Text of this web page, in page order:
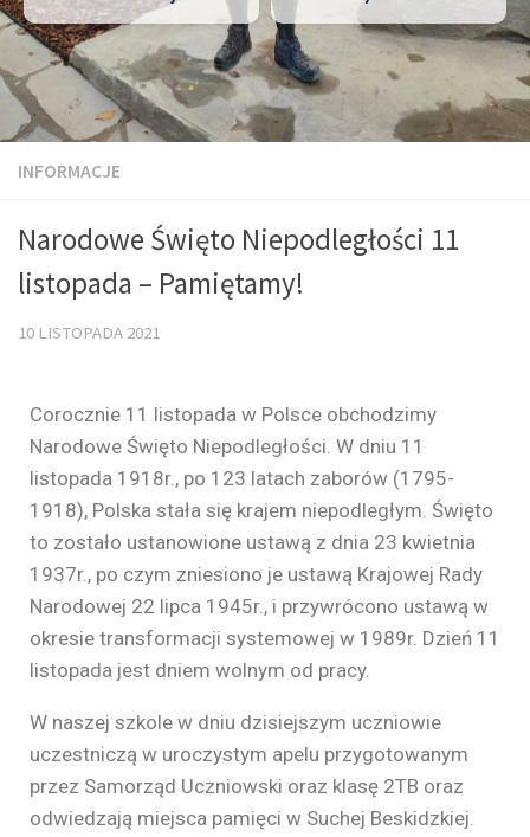
INFORMACJE
Narodowe Święto Niepodległości 11
listopada – Pamiętamy!
10 LISTOPADA 2021
Corocznie 11 listopada w Polsce obchodzimy
Narodowe Święto Niepodległości. W dniu 11
listopada 1918r., po 123 latach zaborów (1795-
1918), Polska stała się krajem niepodległym. Święto
to zostało ustanowione ustawą z dnia 23 kwietnia
1937r., po czym zniesiono je ustawą Krajowej Rady
Narodowej 22 lipca 1945r., i przywrócono ustawą w
okresie transformacji systemowej w 1989r. Dzień 11
listopada jest dniem wolnym od pracy.
W naszej szkole w dniu dzisiejszym uczniowie
uczestniczą w uroczystym apelu przygotowanym
przez Samorząd Uczniowski oraz klasę 2TB oraz
odwiedzają miejsca pamięci w Suchej Beskidzkiej.